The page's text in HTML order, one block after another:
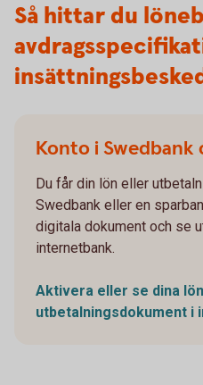
Så hittar du
Konto i
Du får din lön eller
Swedbank eller en
digitala dokument och se
internetbank.
Aktivera eller se dina
utbetalningsdokument i